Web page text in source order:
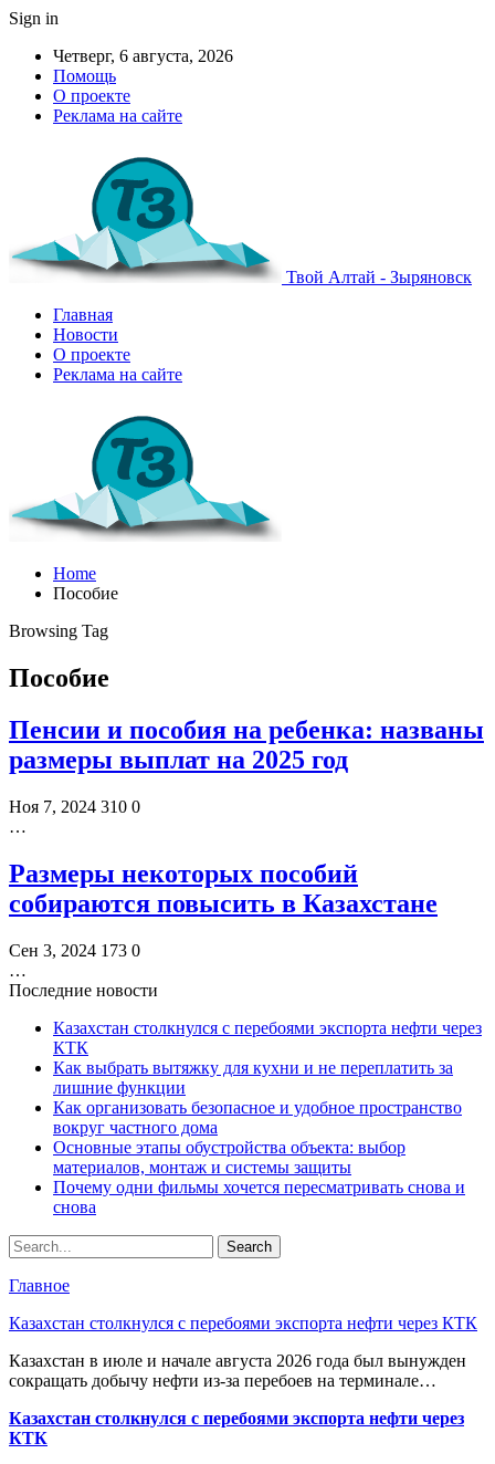
Sign in
Четверг, 6 августа, 2026
Помощь
О проекте
Реклама на сайте
Твой Алтай - Зыряновск
Главная
Новости
О проекте
Реклама на сайте
Home
Пособие
Browsing Tag
Пособие
Пенсии и пособия на ребенка: названы
размеры выплат на 2025 год
Ноя 7, 2024 310 0
…
Размеры некоторых пособий
собираются повысить в Казахстане
Сен 3, 2024 173 0
…
Последние новости
Казахстан столкнулся с перебоями экспорта нефти через
КТК
Как выбрать вытяжку для кухни и не переплатить за
лишние функции
Как организовать безопасное и удобное пространство
вокруг частного дома
Основные этапы обустройства объекта: выбор
материалов, монтаж и системы защиты
Почему одни фильмы хочется пересматривать снова и
снова
Главное
Казахстан столкнулся с перебоями экспорта нефти через КТК
Казахстан в июле и начале августа 2026 года был вынужден
сокращать добычу нефти из-за перебоев на терминале…
Казахстан столкнулся с перебоями экспорта нефти через
КТК